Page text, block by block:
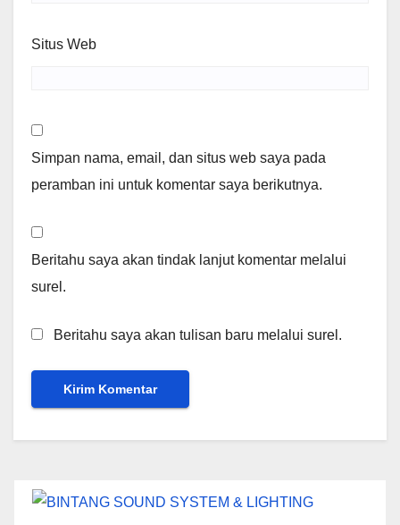
Situs Web
Simpan nama, email, dan situs web saya pada
peramban ini untuk komentar saya berikutnya.
Beritahu saya akan tindak lanjut komentar melalui
surel.
Beritahu saya akan tulisan baru melalui surel.